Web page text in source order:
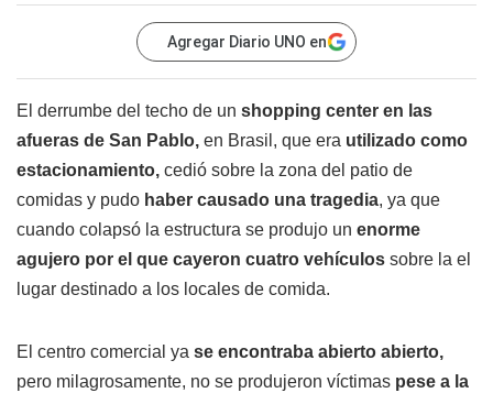
Agregar Diario UNO en
El derrumbe del techo de un shopping center en las
afueras de San Pablo, en Brasil, que era utilizado como
estacionamiento, cedió sobre la zona del patio de
comidas y pudo haber causado una tragedia, ya que
cuando colapsó la estructura se produjo un enorme
agujero por el que cayeron cuatro vehículos sobre la el
lugar destinado a los locales de comida.
El centro comercial ya se encontraba abierto abierto,
pero milagrosamente, no se produjeron víctimas pese a la